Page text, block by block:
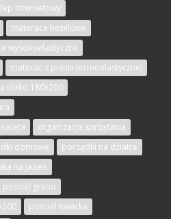
internetowy
materace hotelowe
wysokoelastyczne
materac z pianki termoelastycznej
łóżko 180x200
organizacja sprzątania
domowe
porządki na działce
na jasiek
pościel greno
pościel łowicka